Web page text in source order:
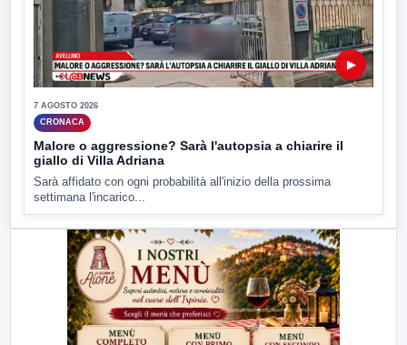
▶
7 AGOSTO 2026
CRONACA
Malore o aggressione? Sarà l'autopsia a chiarire il
giallo di Villa Adriana
Sarà affidato con ogni probabilità all'inizio della prossima
settimana l'incarico...